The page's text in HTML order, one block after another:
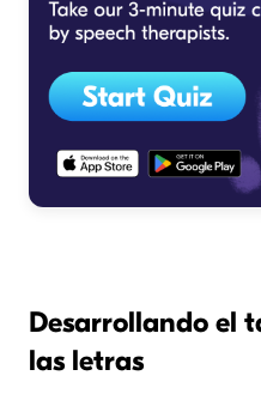
Desarrollando el
las letras